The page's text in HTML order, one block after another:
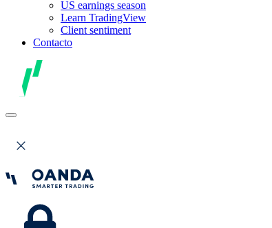
US earnings season
Learn TradingView
Client sentiment
Contacto